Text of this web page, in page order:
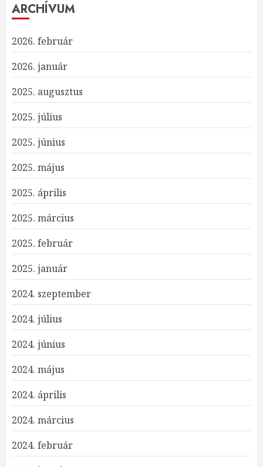
ARCHÍVUM
2026. február
2026. január
2025. augusztus
2025. július
2025. június
2025. május
2025. április
2025. március
2025. február
2025. január
2024. szeptember
2024. július
2024. június
2024. május
2024. április
2024. március
2024. február